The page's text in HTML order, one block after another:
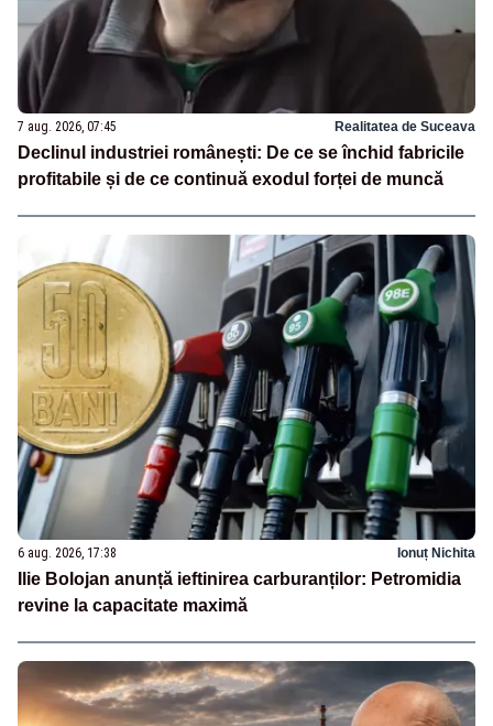
7 aug. 2026, 07:45 Realitatea de Suceava
Declinul industriei românești: De ce se închid fabricile
profitabile și de ce continuă exodul forței de muncă
6 aug. 2026, 17:38 Ionuț Nichita
Ilie Bolojan anunță ieftinirea carburanților: Petromidia
revine la capacitate maximă